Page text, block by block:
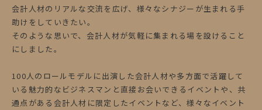
会計人材のリアルな交流を広げ、様々なシナジーが生まれる手
助けをしていきたい。
そのような思いで、会計人材が気軽に集まれる場を設けること
にしました。
100人のロールモデルに出演した会計人材や多方面で活躍して
いる魅力的なビジネスマンと直接お会いできるイベントや、共
通点がある会計人材に限定したイベントなど、様々なイベント